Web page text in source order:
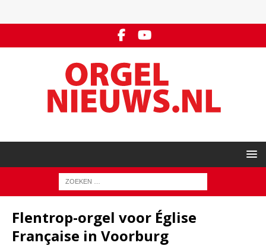
Flentrop-orgel voor Église
Française in Voorburg